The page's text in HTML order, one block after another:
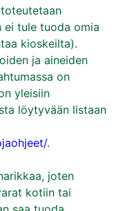
ei tule tuoda omia
kioskeilta).
ja aineiden
on
yleisiin
löytyvään listaan
.
joten
kotiin tai